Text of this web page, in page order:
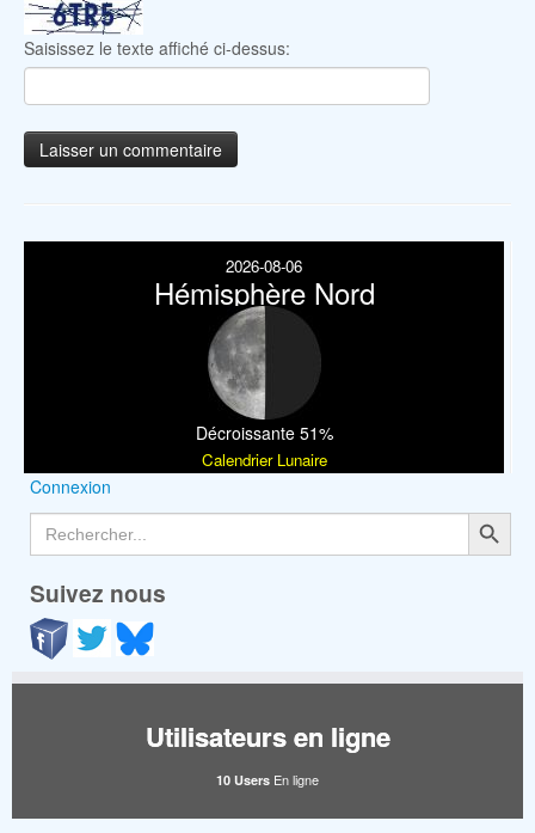
Saisissez le texte affiché ci-dessus:
2026-08-06
Hémisphère Nord
Décroissante 51%
Calendrier Lunaire
Connexion
Search
for:
Search Button
Suivez nous
Utilisateurs en ligne
10 Users En ligne